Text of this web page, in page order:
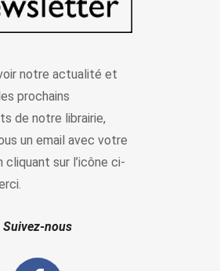
notre actualité et
prochains
de notre librairie,
un email avec votre
cliquant sur l’icône ci-
Suivez-nous